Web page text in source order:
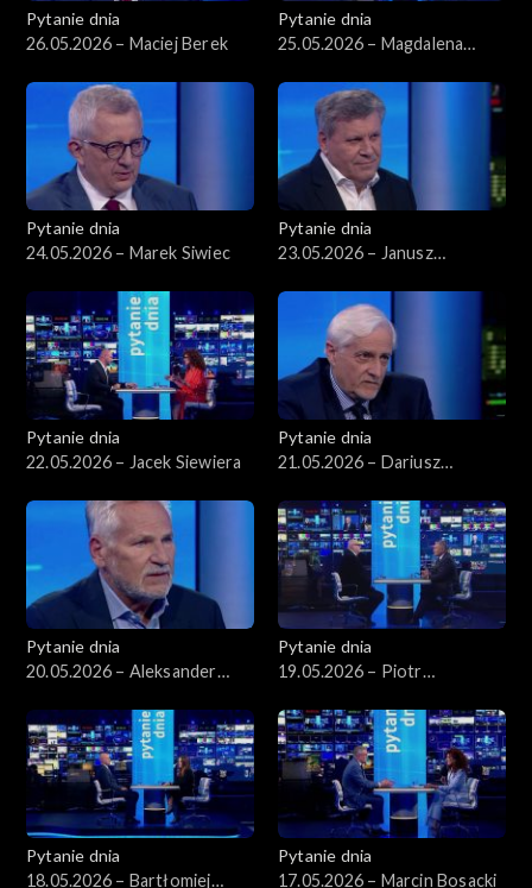
Pytanie dnia
26.05.2026 – Maciej Berek
Pytanie dnia
25.05.2026 – Magdalena
Pytanie dnia
24.05.2026 – Marek Siwiec
Pytanie dnia
23.05.2026 – Janusz
Pytanie dnia
22.05.2026 – Jacek Siewiera
Pytanie dnia
21.05.2026 – Dariusz
Pytanie dnia
20.05.2026 – Aleksander
Pytanie dnia
19.05.2026 – Piotr
Pytanie dnia
18.05.2026 – Bartłomiej
Pytanie dnia
17.05.2026 – Marcin Bosacki